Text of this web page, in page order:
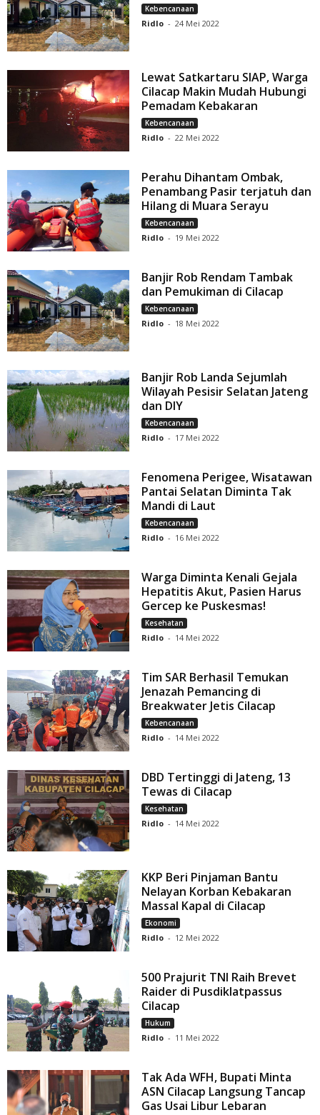
Kebencanaan
Ridlo - 24 Mei 2022
Lewat Satkartaru SIAP, Warga
Cilacap Makin Mudah Hubungi
Pemadam Kebakaran
Kebencanaan
Ridlo - 22 Mei 2022
Perahu Dihantam Ombak,
Penambang Pasir terjatuh dan
Hilang di Muara Serayu
Kebencanaan
Ridlo - 19 Mei 2022
Banjir Rob Rendam Tambak
dan Pemukiman di Cilacap
Kebencanaan
Ridlo - 18 Mei 2022
Banjir Rob Landa Sejumlah
Wilayah Pesisir Selatan Jateng
dan DIY
Kebencanaan
Ridlo - 17 Mei 2022
Fenomena Perigee, Wisatawan
Pantai Selatan Diminta Tak
Mandi di Laut
Kebencanaan
Ridlo - 16 Mei 2022
Warga Diminta Kenali Gejala
Hepatitis Akut, Pasien Harus
Gercep ke Puskesmas!
Kesehatan
Ridlo - 14 Mei 2022
Tim SAR Berhasil Temukan
Jenazah Pemancing di
Breakwater Jetis Cilacap
Kebencanaan
Ridlo - 14 Mei 2022
DBD Tertinggi di Jateng, 13
Tewas di Cilacap
Kesehatan
Ridlo - 14 Mei 2022
KKP Beri Pinjaman Bantu
Nelayan Korban Kebakaran
Massal Kapal di Cilacap
Ekonomi
Ridlo - 12 Mei 2022
500 Prajurit TNI Raih Brevet
Raider di Pusdiklatpassus
Cilacap
Hukum
Ridlo - 11 Mei 2022
Tak Ada WFH, Bupati Minta
ASN Cilacap Langsung Tancap
Gas Usai Libur Lebaran